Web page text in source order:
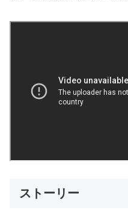
ストーリー